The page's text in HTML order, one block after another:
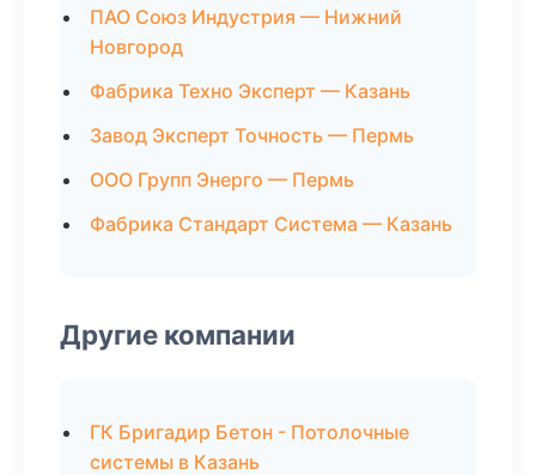
ПАО Союз Индустрия — Нижний
Новгород
Фабрика Техно Эксперт — Казань
Завод Эксперт Точность — Пермь
ООО Групп Энерго — Пермь
Фабрика Стандарт Система — Казань
Другие компании
ГК Бригадир Бетон - Потолочные
системы в Казань